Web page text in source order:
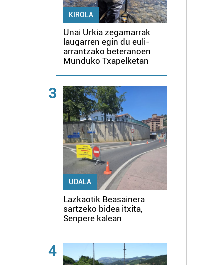
KIROLA
Unai Urkia zegamarrak
laugarren egin du euli-
arrantzako beteranoen
Munduko Txapelketan
3
UDALA
Lazkaotik Beasainera
sartzeko bidea itxita,
Senpere kalean
4